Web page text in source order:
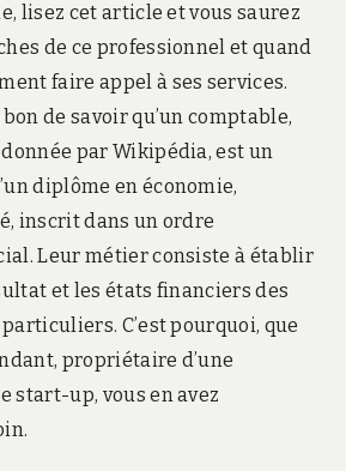
lisez cet article et vous saurez
de ce professionnel et quand
faire appel à ses services.
de savoir qu’un comptable,
par Wikipédia, est un
diplôme en économie,
inscrit dans un ordre
Leur métier consiste à établir
et les états financiers des
C’est pourquoi, que
propriétaire d’une
start-up, vous en avez